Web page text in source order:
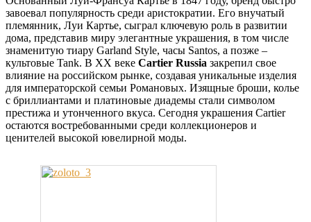
завоевал популярность среди аристократии. Его внучатый
племянник, Луи Картье, сыграл ключевую роль в развитии
дома, представив миру элегантные украшения, в том числе
знаменитую тиару Garland Style, часы Santos, а позже –
культовые Tank. В XX веке Cartier Russia закрепил свое
влияние на российском рынке, создавая уникальные изделия
для императорской семьи Романовых. Изящные броши, колье
с бриллиантами и платиновые диадемы стали символом
престижа и утонченного вкуса. Сегодня украшения Cartier
остаются востребованными среди коллекционеров и
ценителей высокой ювелирной моды.